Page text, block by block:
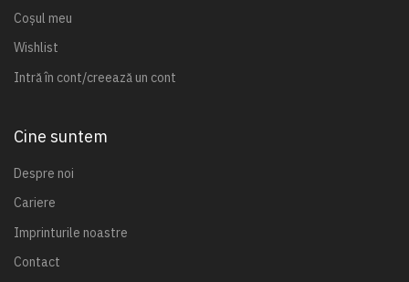
Coșul meu
Wishlist
Intră în cont/creează un cont
Cine suntem
Despre noi
Cariere
Imprinturile noastre
Contact